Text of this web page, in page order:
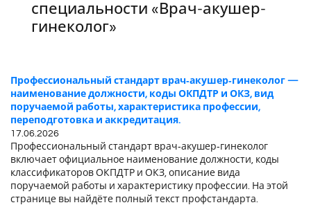
специальности «Врач-акушер-
гинеколог»
Профессиональный стандарт врач‑акушер‑гинеколог —
наименование должности, коды ОКПДТР и ОКЗ, вид
поручаемой работы, характеристика профессии,
переподготовка и аккредитация.
17.06.2026
Профессиональный стандарт врач‑акушер‑гинеколог
включает официальное наименование должности, коды
классификаторов ОКПДТР и ОКЗ, описание вида
поручаемой работы и характеристику профессии. На этой
странице вы найдёте полный текст профстандарта.